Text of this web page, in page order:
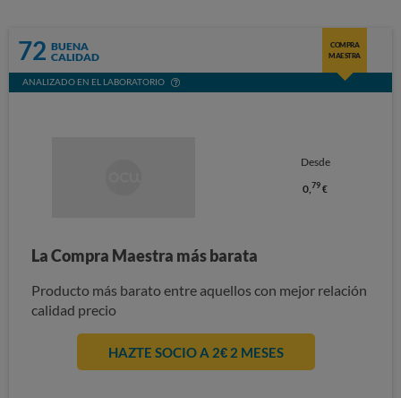
72 BUENA
CALIDAD
COMPRA
MAESTRA
ANALIZADO EN EL LABORATORIO
Desde
0, 79 €
La Compra Maestra más barata
Producto más barato entre aquellos con mejor relación
calidad precio
HAZTE SOCIO A 2€ 2 MESES